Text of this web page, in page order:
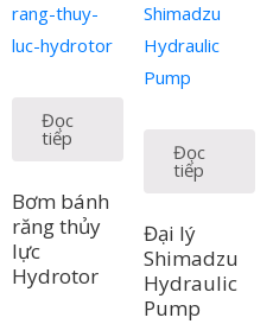
Đọc
tiếp
Bơm bánh
răng thủy
lực
Hydrotor
Đọc
tiếp
Đại lý
Shimadzu
Hydraulic
Pump